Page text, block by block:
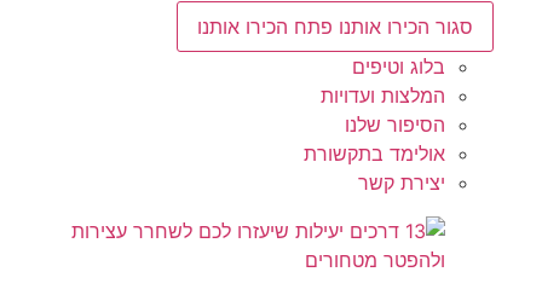
סגור הכירו אותנו פתח הכירו אותנו
בלוג וטיפים
המלצות ועדויות
הסיפור שלנו
אולימד בתקשורת
יצירת קשר